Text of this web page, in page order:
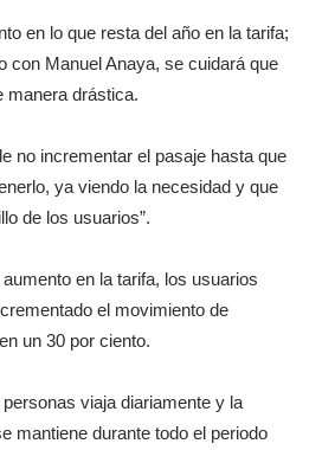
en lo que resta del año en la tarifa;
con Manuel Anaya, se cuidará que
manera drástica.
no incrementar el pasaje hasta que
ya viendo la necesidad y que
de los usuarios”.
en la tarifa, los usuarios
el movimiento de
un 30 por ciento.
viaja diariamente y la
mantiene durante todo el periodo